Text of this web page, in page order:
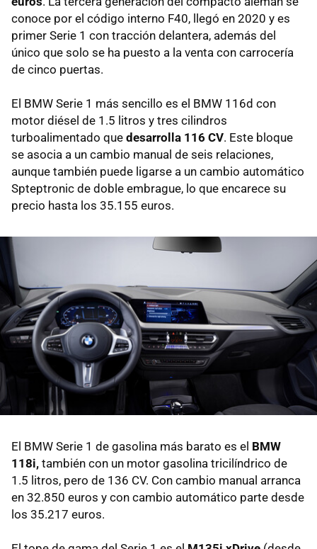
conoce por el código interno F40, llegó en 2020 y es
primer Serie 1 con tracción delantera, además del
único que solo se ha puesto a la venta con carrocería
de cinco puertas.
El BMW Serie 1 más sencillo es el BMW 116d con
motor diésel de 1.5 litros y tres cilindros
turboalimentado que desarrolla 116 CV. Este bloque
se asocia a un cambio manual de seis relaciones,
aunque también puede ligarse a un cambio automático
Spteptronic de doble embrague, lo que encarece su
precio hasta los 35.155 euros.
El BMW Serie 1 de gasolina más barato es el BMW
118i, también con un motor gasolina tricilíndrico de
1.5 litros, pero de 136 CV. Con cambio manual arranca
en 32.850 euros y con cambio automático parte desde
los 35.217 euros.